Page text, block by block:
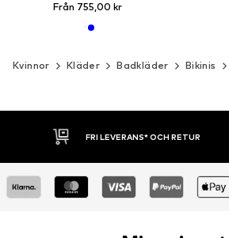
Från 755,00 kr
Kvinnor Kläder Badkläder Bikinis
30 DAGARS ÖPPET KÖP